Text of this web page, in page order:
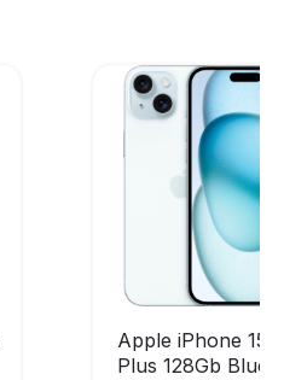
Apple iPhone 15
Plus 128Gb Blue